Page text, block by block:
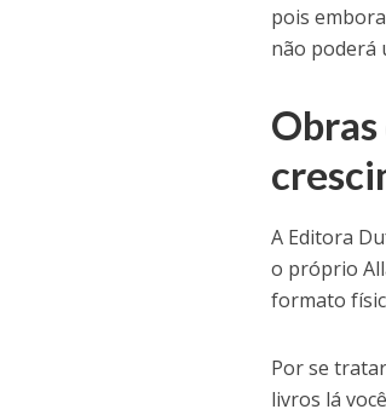
pois
não poderá
A Editora
o próprio
formato
Por se
livros lá